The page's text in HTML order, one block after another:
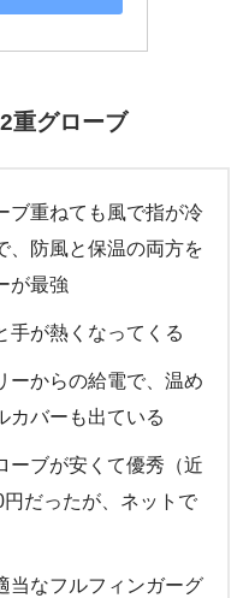
重グローブ
ブ重ねても風で指が冷
、防風と保温の両方を
が最強
手が熱くなってくる
ーからの給電で、温め
カバーも出ている
ーブが安くて優秀（近
だったが、ネットで
当なフルフィンガーグ